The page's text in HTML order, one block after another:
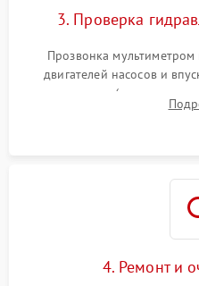
3. Проверка
Прозвонка
двигателей насосов и
прессостата (датчика
концевика дверцы и
4. Ремонт и